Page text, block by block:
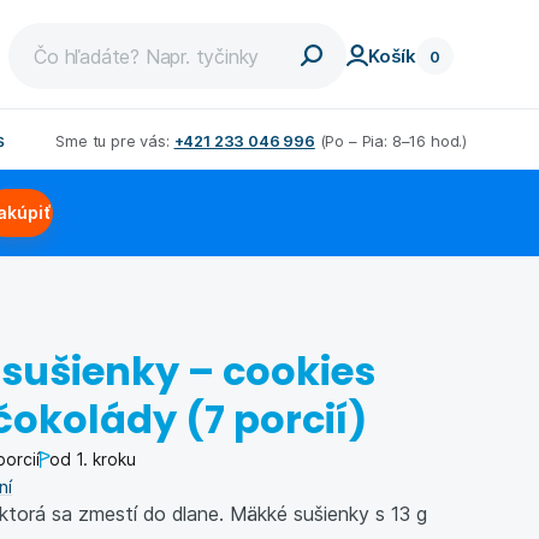
Košík 0
Nízkosacharidová diéta
Schudli s nami
Sme tu pre vás: +421 233 046 996 (Po – Pia: 8–16 hod.)
– cookies
(7 porcií)
od 1. kroku
sa zmestí do dlane. Mäkké sušienky s 13 g